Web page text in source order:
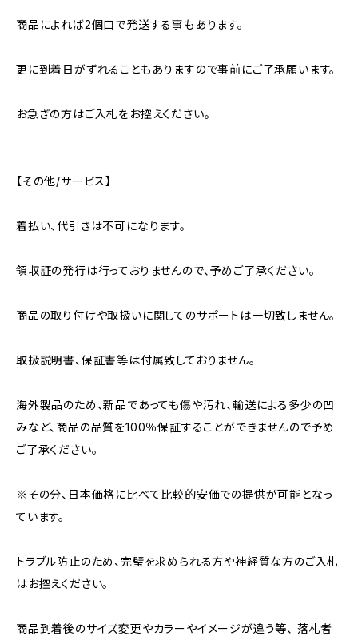
商品によれば2個口で発送する事もあります。
更に到着日がずれることもありますので事前にご了承願います。
お急ぎの方はご入札をお控えください。
【その他/サービス】
着払い、代引きは不可になります。
領収証の発行は行っておりませんので、予めご了承ください。
商品の取り付けや取扱いに関してのサポートは一切致しません。
取扱説明書、保証書等は付属致しておりません。
海外製品のため、新品であっても傷や汚れ、輸送による多少の凹
みなど、商品の品質を100％保証することができませんので予め
ご了承ください。
※その分、日本価格に比べて比較的安価での提供が可能となっ
ています。
トラブル防止のため、完璧を求められる方や神経質な方のご入札
はお控えください。
商品到着後のサイズ変更やカラーやイメージが違う等、 落札者